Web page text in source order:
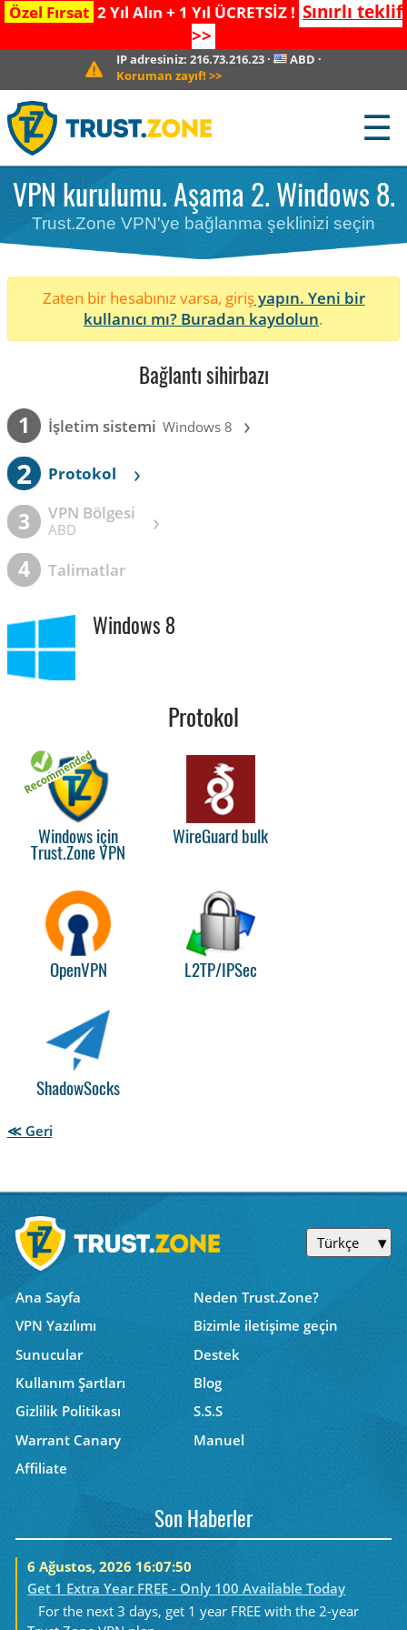
Özel Fırsat 2 Yıl Alın + 1 Yıl ÜCRETSİZ ! Sınırlı teklif
>>
IP adresiniz: 216.73.216.23· ABD ·
Koruman zayıf! >>
☰
VPN kurulumu. Aşama 2. Windows 8.
Trust.Zone VPN'ye bağlanma şeklinizi seçin
Zaten bir hesabınız varsa, girişyapın. Yeni bir
kullanıcı mı? Buradan kaydolun.
Bağlantı sihirbazı
1 İşletim sistemi Windows 8 ›
2 Protokol ›
3 VPN Bölgesi
ABD ›
4 Talimatlar
Windows 8
Protokol
Windows için
Trust.Zone VPN
WireGuard bulk
OpenVPN L2TP/IPSec
ShadowSocks
≪ Geri
Türkçe
Ana Sayfa
Neden Trust.Zone?
VPN Yazılımı
Bizimle iletişime geçin
Sunucular
Destek
Kullanım Şartları
Blog
Gizlilik Politikası
S.S.S
Warrant Canary
Manuel
Affiliate
Son Haberler
6 Ağustos, 2026 16:07:50
Get 1 Extra Year FREE - Only 100 Available Today
For the next 3 days, get 1 year FREE with the 2-year